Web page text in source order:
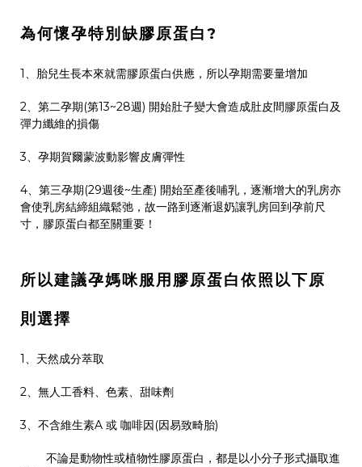
為何懷孕特別缺膠原蛋白?
1、胎兒生長本來就需膠原蛋白供應，所以孕期需要量增加
2、第二孕期(第13~28週) 開始肚子變大會造成肚皮間膠原蛋白及
彈力纖維的損傷
3、孕期賀爾蒙波動影響皮膚彈性
4、第三孕期(29週後~生產) 開始至產後哺乳，逐漸增大的乳房亦
會使乳房結締組織鬆弛，故一路到逐漸退奶讓乳房回到孕前尺
寸，膠原蛋白都至關重要！
所以建議孕媽咪服用膠原蛋白依照以下原
則選擇
1、天然成分萃取
2、無人工香料、色素、甜味劑
3、不含維生素A 或 咖啡因(因易致畸胎)
不論是動物性或植物性膠原蛋白，都是以小分子形式攝取進